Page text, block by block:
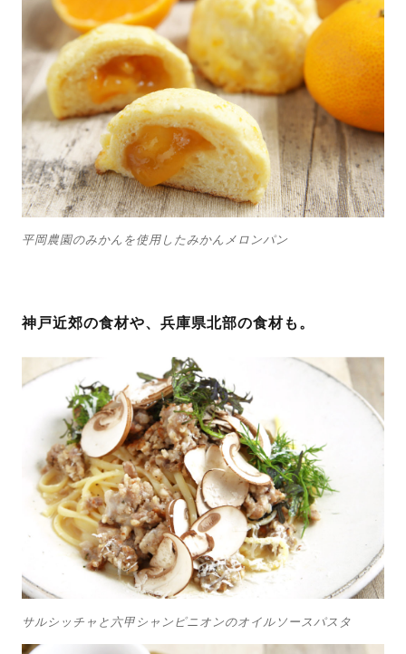
平岡農園のみかんを使用したみかんメロンパン
神戸近郊の食材や、兵庫県北部の食材も。
サルシッチャと六甲シャンピニオンのオイルソースパスタ